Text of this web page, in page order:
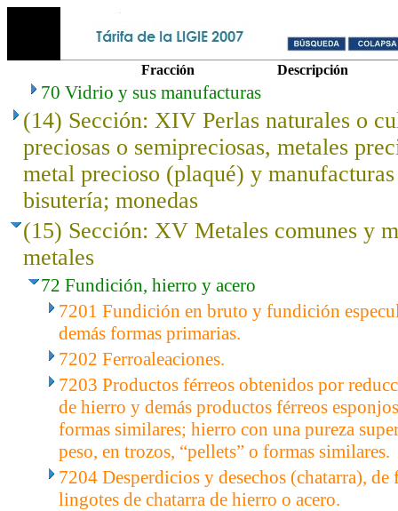
Fracción Descripción
70 Vidrio y sus manufacturas
(14) Sección: XIV Perlas naturales o
preciosas o semipreciosas, metales
metal precioso (plaqué) y
bisutería; monedas
(15) Sección: XV Metales comunes y
metales
72 Fundición, hierro y acero
7201 Fundición en bruto y fundición
demás formas primarias.
7202 Ferroaleaciones.
7203 Productos férreos obtenidos por
de hierro y demás productos férreos
formas similares; hierro con una pureza
peso, en trozos, “pellets” o formas similares.
7204 Desperdicios y desechos (chatarra),
lingotes de chatarra de hierro o acero.